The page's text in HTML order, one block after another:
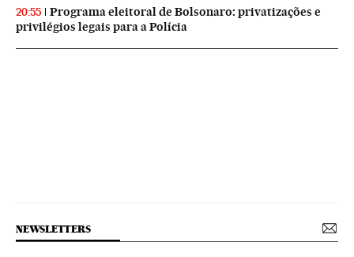
20:55
Programa eleitoral de Bolsonaro: privatizações e
privilégios legais para a Polícia
NEWSLETTERS